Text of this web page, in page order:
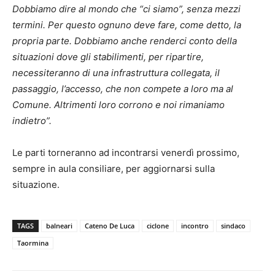
Dobbiamo dire al mondo che “ci siamo”, senza mezzi
termini. Per questo ognuno deve fare, come detto, la
propria parte. Dobbiamo anche renderci conto della
situazioni dove gli stabilimenti, per ripartire,
necessiteranno di una infrastruttura collegata, il
passaggio, l’accesso, che non compete a loro ma al
Comune. Altrimenti loro corrono e noi rimaniamo
indietro”.
Le parti torneranno ad incontrarsi venerdì prossimo,
sempre in aula consiliare, per aggiornarsi sulla
situazione.
TAGS balneari Cateno De Luca ciclone incontro
sindaco
Taormina